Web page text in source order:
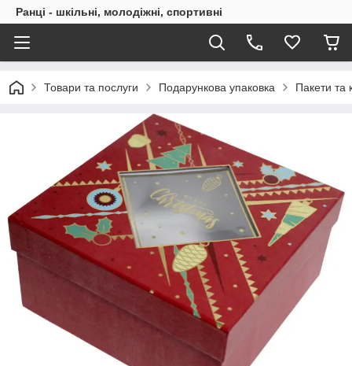
Ранці - шкільні, молодіжні, спортивні
Товари та послуги Подарункова упаковка Пакети та